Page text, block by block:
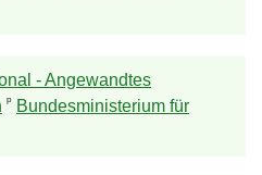
- Angewandtes
ᵖ Bundesministerium für